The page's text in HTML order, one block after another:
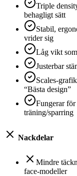
Triple
behagligt sätt
Stabil,
vrider sig
Låg vikt
Justerbar
Scales-
“Bästa design”
Fungerar
träning/sparring
Nackdelar
Mindre
face-modeller